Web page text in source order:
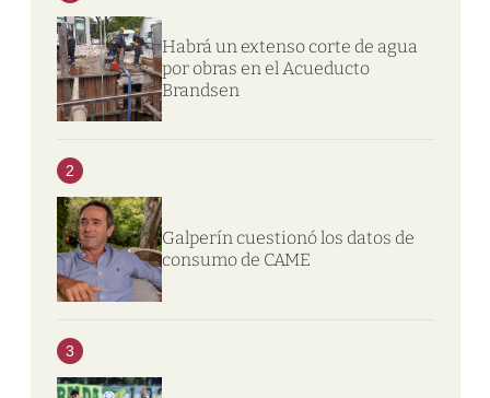
Habrá un extenso corte de agua
por obras en el Acueducto
Brandsen
2
Galperín cuestionó los datos de
consumo de CAME
3